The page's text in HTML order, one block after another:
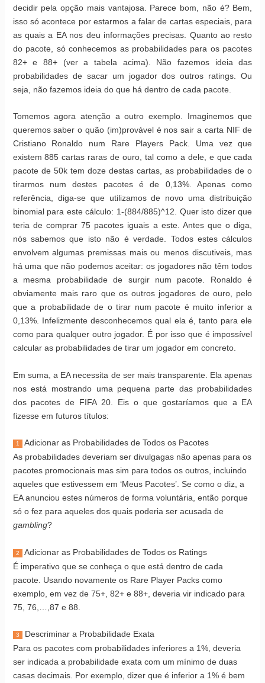
decidir pela opção mais vantajosa. Parece bom, não é? Bem,
isso só acontece por estarmos a falar de cartas especiais, para
as quais a EA nos deu informações precisas. Quanto ao resto
do pacote, só conhecemos as probabilidades para os pacotes
82+ e 88+ (ver a tabela acima). Não fazemos ideia das
probabilidades de sacar um jogador dos outros ratings. Ou
seja, não fazemos ideia do que há dentro de cada pacote.
Tomemos agora atenção a outro exemplo. Imaginemos que
queremos saber o quão (im)provável é nos sair a carta NIF de
Cristiano Ronaldo num Rare Players Pack. Uma vez que
existem 885 cartas raras de ouro, tal como a dele, e que cada
pacote de 50k tem doze destas cartas, as probabilidades de o
tirarmos num destes pacotes é de 0,13%. Apenas como
referência, diga-se que utilizamos de novo uma distribuição
binomial para este cálculo: 1-(884/885)^12. Quer isto dizer que
teria de comprar 75 pacotes iguais a este. Antes que o diga,
nós sabemos que isto não é verdade. Todos estes cálculos
envolvem algumas premissas mais ou menos discutiveis, mas
há uma que não podemos aceitar: os jogadores não têm todos
a mesma probabilidade de surgir num pacote. Ronaldo é
obviamente mais raro que os outros jogadores de ouro, pelo
que a probabilidade de o tirar num pacote é muito inferior a
0,13%. Infelizmente desconhecemos qual ela é, tanto para ele
como para qualquer outro jogador. É por isso que é impossível
calcular as probabilidades de tirar um jogador em concreto.
Em suma, a EA necessita de ser mais transparente. Ela apenas
nos está mostrando uma pequena parte das probabilidades
dos pacotes de FIFA 20. Eis o que gostaríamos que a EA
fizesse em futuros títulos:
1 Adicionar as Probabilidades de Todos os Pacotes
As probabilidades deveriam ser divulgagas não apenas para os
pacotes promocionais mas sim para todos os outros, incluindo
aqueles que estivessem em ‘Meus Pacotes’. Se como o diz, a
EA anunciou estes números de forma voluntária, então porque
só o fez para aqueles dos quais poderia ser acusada de
gambling?
2 Adicionar as Probabilidades de Todos os Ratings
É imperativo que se conheça o que está dentro de cada
pacote. Usando novamente os Rare Player Packs como
exemplo, em vez de 75+, 82+ e 88+, deveria vir indicado para
75, 76,…,87 e 88.
3 Descriminar a Probabilidade Exata
Para os pacotes com probabilidades inferiores a 1%, deveria
ser indicada a probabilidade exata com um mínimo de duas
casas decimais. Por exemplo, dizer que é inferior a 1% é bem